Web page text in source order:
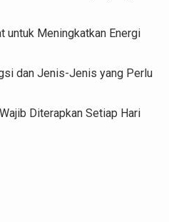
untuk Meningkatkan Energi
dan Jenis-Jenis yang Perlu
Diterapkan Setiap Hari